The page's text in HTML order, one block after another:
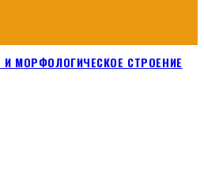
И МОРФОЛОГИЧЕСКОЕ СТРОЕНИЕ